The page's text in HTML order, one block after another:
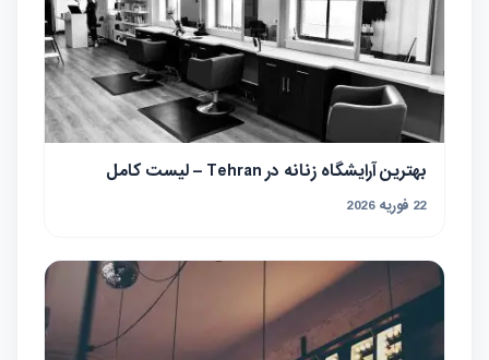
بهترین آرایشگاه زنانه در Tehran – لیست کامل
22 فوریه 2026